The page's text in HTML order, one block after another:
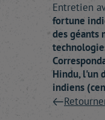
Entretien
fortune
des géants
Hindu, l'un
indiens